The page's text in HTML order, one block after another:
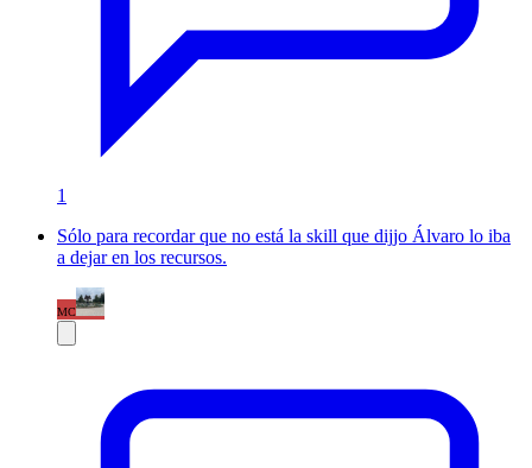
1
Sólo para recordar que no está la skill que dijjo Álvaro lo iba
a dejar en los recursos.
MC